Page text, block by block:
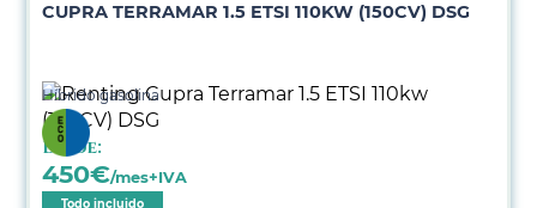
CUPRA TERRAMAR 1.5 ETSI 110KW (150CV) DSG
Híbrido gasolina
Desde:
450€/mes+IVA
Todo incluido